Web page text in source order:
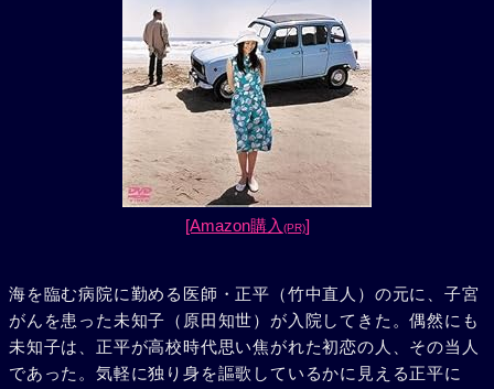
[Amazon購入 (PR)]
海を臨む病院に勤める医師・正平（竹中直人）の元に、子宮
がんを患った未知子（原田知世）が入院してきた。偶然にも
未知子は、正平が高校時代思い焦がれた初恋の人、その当人
であった。気軽に独り身を謳歌しているかに見える正平に